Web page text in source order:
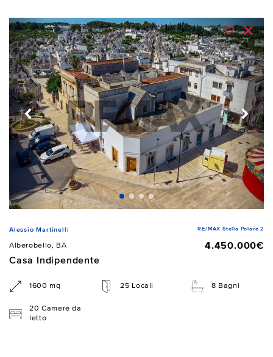
Alessio Martinelli RE/MAX Stella Polare 2
Alberobello, BA
4.450.000€
Casa Indipendente
1600 mq 25 Locali 8 Bagni
20 Camere da
letto